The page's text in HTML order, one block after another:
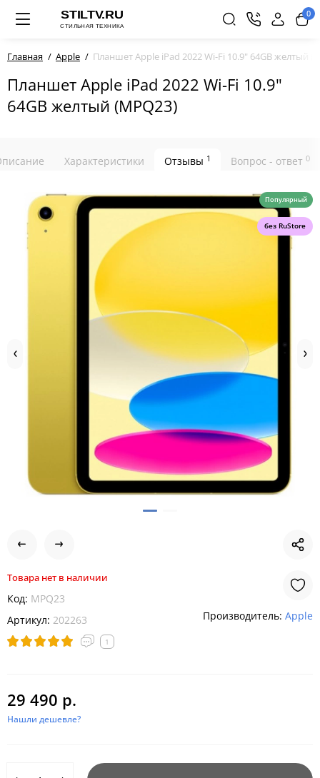
0
Главная Apple Планшет Apple iPad 2022 Wi-Fi 10.9" 64GB желтый
Планшет Apple iPad 2022 Wi-Fi 10.9"
64GB желтый (MPQ23)
Характеристики Отзывы 1 Вопрос - ответ 0
Популярный
без RuStore
Товара нет в наличии
Код: MPQ23
Артикул: 202263
1
Производитель: Apple
29 490 р.
Нашли дешевле?